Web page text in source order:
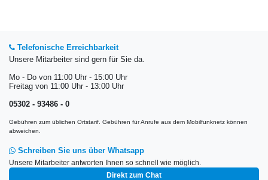
Telefonische Erreichbarkeit
Unsere Mitarbeiter sind gern für Sie da.
Mo - Do von 11:00 Uhr - 15:00 Uhr
Freitag von 11:00 Uhr - 13:00 Uhr
05302 - 93486 - 0
Gebühren zum üblichen Ortstarif. Gebühren für Anrufe aus dem Mobilfunknetz können
abweichen.
Schreiben Sie uns über Whatsapp
Unsere Mitarbeiter antworten Ihnen so schnell wie möglich.
Direkt zum Chat